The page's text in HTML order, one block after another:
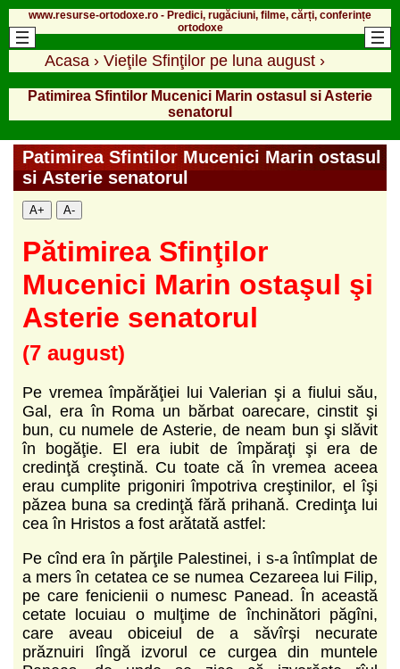
www.resurse-ortodoxe.ro - Predici, rugăciuni, filme, cărți, conferințe
ortodoxe
Acasa › Vieţile Sfinţilor pe luna august ›
Patimirea Sfintilor Mucenici Marin ostasul si Asterie
senatorul
Patimirea Sfintilor Mucenici Marin ostasul
si Asterie senatorul
A+ A-
Pătimirea Sfinţilor
Mucenici Marin ostaşul şi
Asterie senatorul
(7 august)
Pe vremea împărăţiei lui Valerian şi a fiului său,
Gal, era în Roma un bărbat oarecare, cinstit şi
bun, cu numele de Asterie, de neam bun şi slăvit
în bogăţie. El era iubit de împăraţi şi era de
credinţă creştină. Cu toate că în vremea aceea
erau cumplite prigoniri împotriva creştinilor, el îşi
păzea buna sa credinţă fără prihană. Credinţa lui
cea în Hristos a fost arătată astfel:
Pe cînd era în părţile Palestinei, i s-a întîmplat de
a mers în cetatea ce se numea Cezareea lui Filip,
pe care fenicienii o numesc Panead. În această
cetate locuiau o mulţime de închinători păgîni,
care aveau obiceiul de a săvîrşi necurate
prăznuiri lîngă izvorul ce curgea din muntele